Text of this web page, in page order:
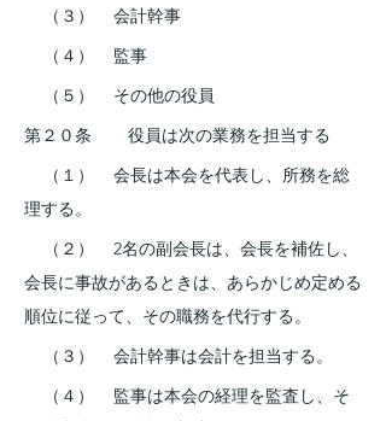
（３）    会計幹事
（４）    監事
（５）    その他の役員
第２０条    　役員は次の業務を担当する
（１）    会長は本会を代表し、所務を総
理する。
（２）    2名の副会長は、会長を補佐し、
会長に事故があるときは、あらかじめ定める
順位に従って、その職務を代行する。
（３）    会計幹事は会計を担当する。
（４）    監事は本会の経理を監査し、そ